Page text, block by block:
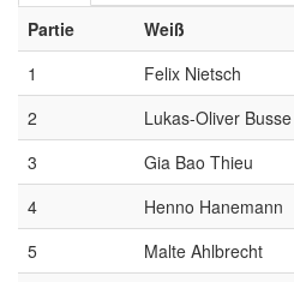
Partie
Weiß
1
Felix Nietsch
2
Lukas-Oliver Busse
3 Gia Bao Thieu
4 Henno Hanemann
5 Malte Ahlbrecht